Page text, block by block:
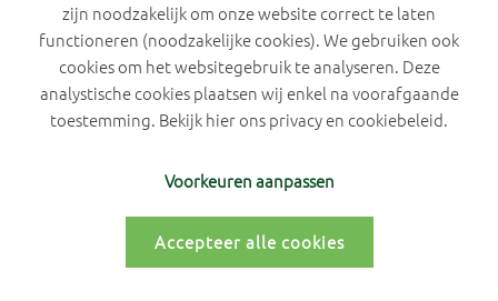
Persoonlijk portaal
Blijf op de hoogte over de stand van zaken rond de selectieve
inzameling van GFT.
Privacyverklaring IVLA
zijn noodzakelijk om onze website correct te laten
functioneren (noodzakelijke cookies). We gebruiken ook
cookies om het websitegebruik te analyseren. Deze
analystische cookies plaatsen wij enkel na voorafgaande
toestemming. Bekijk hier onsprivacy en cookiebeleid.
Voorkeuren aanpassen
Accepteer alle cookies